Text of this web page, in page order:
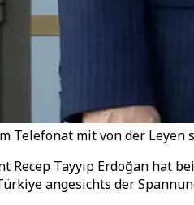
Telefonat mit von der Leyen
Recep Tayyip Erdoğan hat
angesichts der